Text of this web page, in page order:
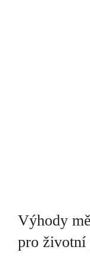
Výhody
pro životní